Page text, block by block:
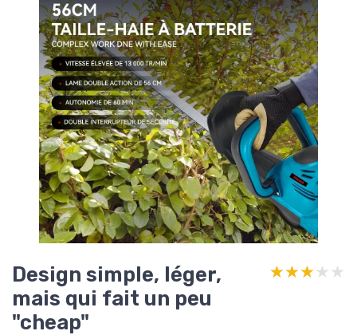
Design simple, léger,
mais qui fait un peu
"cheap"
★★★★★
★★★★★